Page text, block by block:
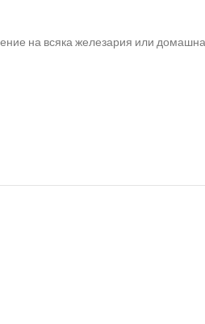
на всяка железария или